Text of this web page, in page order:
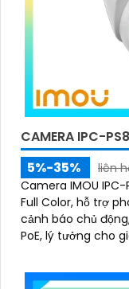
CAMERA IPC-
5%-35%
liên
Camera IMOU
Full Color, hỗ trợ
cảnh báo chủ
PoE, lý tưởng cho